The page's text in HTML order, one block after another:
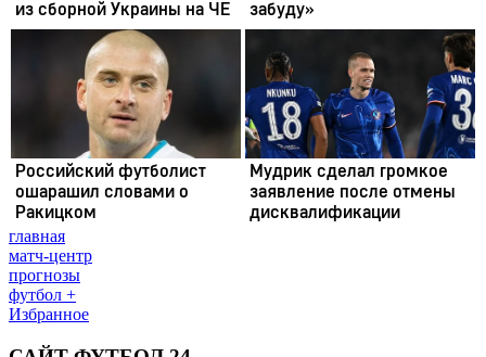
главная
матч-центр
прогнозы
футбол +
Избранное